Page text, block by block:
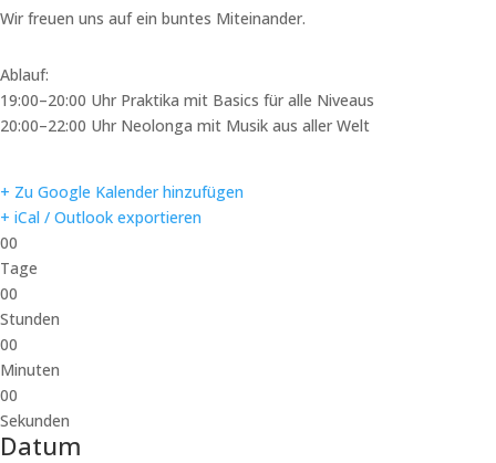
Wir freuen uns auf ein buntes Miteinander.
Ablauf:
19:00–20:00 Uhr Praktika mit Basics für alle Niveaus
20:00–22:00 Uhr Neolonga mit Musik aus aller Welt
+ Zu Google Kalender hinzufügen
+ iCal / Outlook exportieren
00
Tage
00
Stunden
00
Minuten
00
Sekunden
Datum